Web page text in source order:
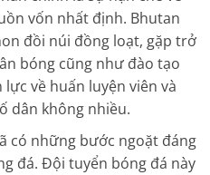
vốn nhất định. Bhutan
đồi núi đồng loạt, gặp trở
bóng cũng như đào tạo
về huấn luyện viên và
dân không nhiều.
có những bước ngoặt đáng
đá. Đội tuyển bóng đá này